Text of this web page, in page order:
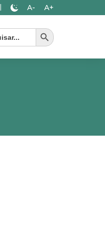
A- A+
Search Button